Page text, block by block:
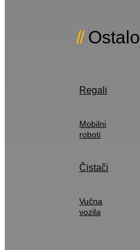
Ostalo
Regali
Mobilni
roboti
Čistači
Vučna
vozila